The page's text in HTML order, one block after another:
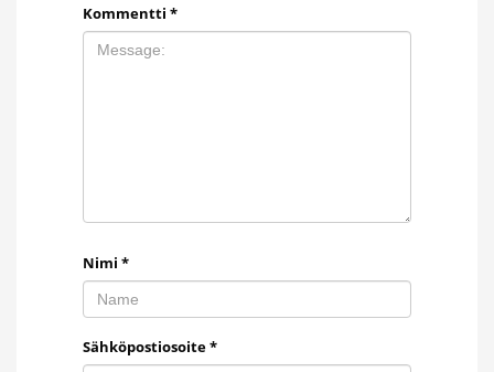
Kommentti *
Nimi *
Sähköpostiosoite*